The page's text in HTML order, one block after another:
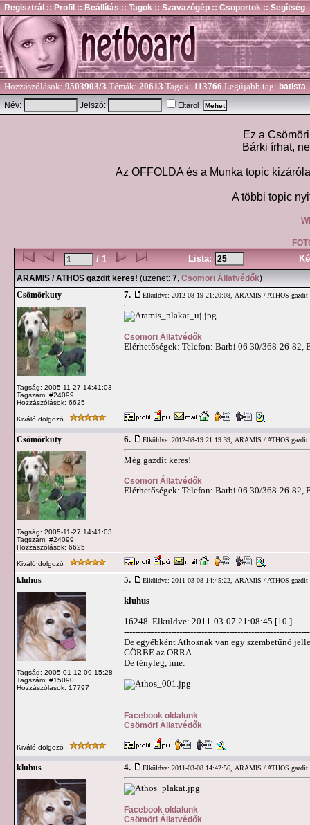
Regisztrál :: Profil :: Beállítás :: Tagok :: Szavazógép :: Csoportok :: Segítség
Hozzászólások: 9503903/3 Témák: 20613 Tagok: 113766 Legújabb tag: batista
Név:
Jelszó: Eltárol
Ez a
Bárki írhat,
Az OFFOLDA és a Munka topic
A többi topic
/ 1 Lista:
ARAMIS / ATHOS gazdit keres! (üzenet: 7, Csömöri Állatvédők)
Csömörkuty
Tagság: 2005-11-27 14:41:03
Tagszám: #24099
Hozzászólások: 6625
7. Elküldve: 2012-08-19 21:20:08, ARAMIS / ATHOS gazdit
Csömöri Állatvédők
Elérhetőségek: Telefon: Barbi 06 30/368-26-82,
Kiváló dolgozó
Csömörkuty
Tagság: 2005-11-27 14:41:03
Tagszám: #24099
Hozzászólások: 6625
6. Elküldve: 2012-08-19 21:19:39, ARAMIS / ATHOS gazdit
Még gazdit keres!
Csömöri Állatvédők
Elérhetőségek: Telefon: Barbi 06 30/368-26-82,
Kiváló dolgozó
kluhus
Tagság: 2005-01-12 09:15:28
Tagszám: #15090
Hozzászólások: 17797
5. Elküldve: 2011-03-08 14:45:22, ARAMIS / ATHOS gazdit
kluhus
16248. Elküldve: 2011-03-07 21:08:45 [10.]
De egyébként Athosnak van egy szembetűnő
GÖRBE az ORRA.
De tényleg, íme:
Facebook oldalunk
Csömöri Állatvédők
Kiváló dolgozó
kluhus 4. Elküldve: 2011-03-08 14:42:56, ARAMIS / ATHOS gazdit
Facebook oldalunk
Csömöri Állatvédők